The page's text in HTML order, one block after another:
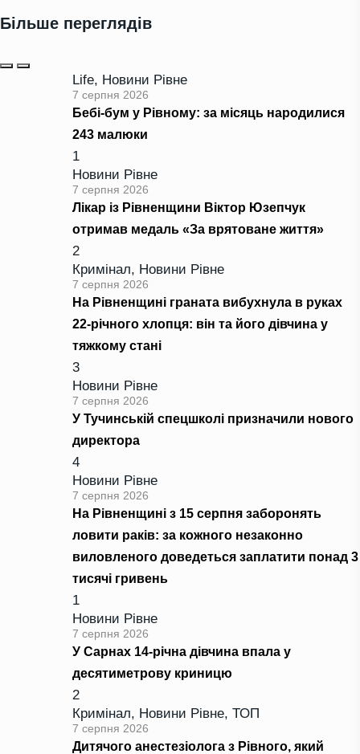
Більше переглядів
Life, Новини Рівне
7 серпня 2026
Бебі-бум у Рівному: за місяць народилися
243 малюки
1
Новини Рівне
7 серпня 2026
Лікар із Рівненщини Віктор Юзепчук
отримав медаль «За врятоване життя»
2
Кримінал, Новини Рівне
7 серпня 2026
На Рівненщині граната вибухнула в руках
22-річного хлопця: він та його дівчина у
тяжкому стані
3
Новини Рівне
7 серпня 2026
У Тучинській спецшколі призначили нового
директора
4
Новини Рівне
7 серпня 2026
На Рівненщині з 15 серпня заборонять
ловити раків: за кожного незаконно
виловленого доведеться заплатити понад 3
тисячі гривень
1
Новини Рівне
7 серпня 2026
У Сарнах 14-річна дівчина впала у
десятиметрову криницю
2
Кримінал, Новини Рівне, ТОП
7 серпня 2026
Дитячого анестезіолога з Рівного, який